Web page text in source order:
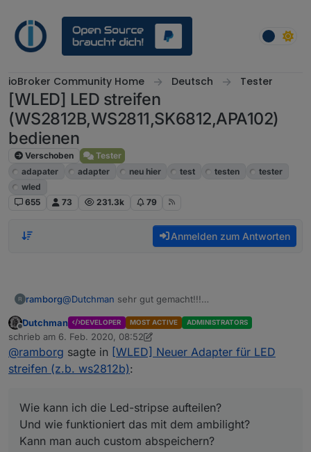
ioBroker Community Home Deutsch Tester
[WLED] LED streifen
(WS2812B,WS2811,SK6812,APA102)
bedienen
Verschoben
Tester
adapater
adapter neu hier test testen
tester
wled
655
73 231.3k 79
Anmelden zum Antworten
ramborg@Dutchman sehr gut gemacht!!!
Hatte Probleme mit mclightning und co.
Du hast es also für mich zur richtigen Zeit
rausgebracht :)
Die setting Oberfläche ist super, auch der Schutz und
die Berechnung für ein Netzteil....
Alexa hat das auch gleich gefunden :)
Kann man auch custom abspeichern?
Jetzt nur noch von allen andern, alle Effekte rein und
das Ding ist perfekt. (Evtl. Anleitung wie man das
auch selbst machen kann)
Werd das heute auch selbst versuchen, alles
rauszufinden.
Offline
Dutchman DEVELOPER MOST ACTIVE ADMINISTRATORS
schrieb am 6. Feb. 2020, 08:52
zuletzt editiert von Dutchman2. Juni 2020, 15:34
@ramborg sagte in [WLED] Neuer Adapter für LED
streifen (z.b. ws2812b):
Wie kann ich die Led-stripse aufteilen?
Und wie funktioniert das mit dem ambilight?
Kann man auch custom abspeichern?